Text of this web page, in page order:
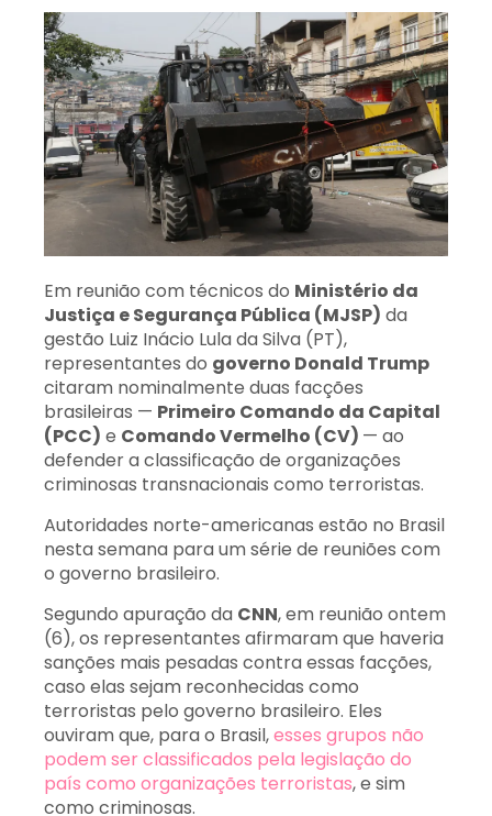
Em reunião com técnicos do Ministério da
Justiça e Segurança Pública (MJSP) da
gestão Luiz Inácio Lula da Silva (PT),
representantes do governo Donald Trump
citaram nominalmente duas facções
brasileiras — Primeiro Comando da Capital
(PCC) e Comando Vermelho (CV) — ao
defender a classificação de organizações
criminosas transnacionais como terroristas.
Autoridades norte-americanas estão no Brasil
nesta semana para um série de reuniões com
o governo brasileiro.
Segundo apuração da CNN, em reunião ontem
(6), os representantes afirmaram que haveria
sanções mais pesadas contra essas facções,
caso elas sejam reconhecidas como
terroristas pelo governo brasileiro. Eles
ouviram que, para o Brasil,esses grupos não
podem ser classificados pela legislação do
país como organizações terroristas, e sim
como criminosas.